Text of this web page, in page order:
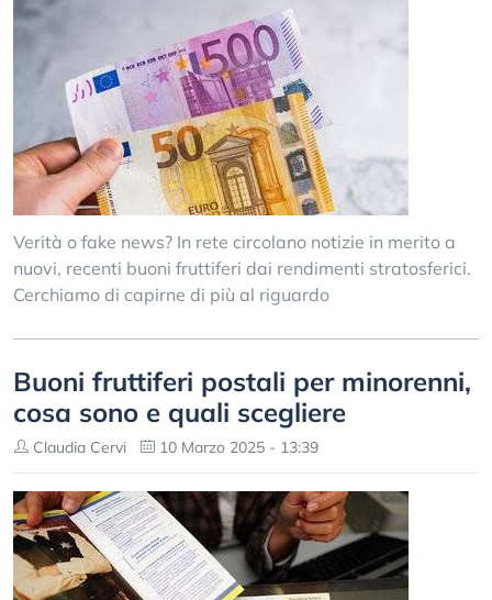
Verità o fake news? In rete circolano notizie in merito a
nuovi, recenti buoni fruttiferi dai rendimenti stratosferici.
Cerchiamo di capirne di più al riguardo
Buoni fruttiferi postali per minorenni,
cosa sono e quali scegliere
Claudia Cervi 10 Marzo 2025 - 13:39